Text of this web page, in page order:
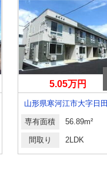
5.05万円
山形県寒河江市大字日田
専有面積 56.89m²
間取り 2LDK